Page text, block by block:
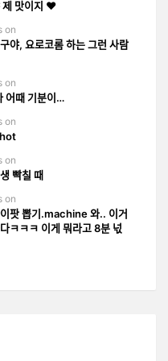
제 맛이지 ❤️
on
요로코롬 하는 그런 사람
on
어때 기분이…
on
on
빡칠 때
on
뽑기.machine 와.. 이거
ㅋㅋㅋ 이게 뭐라고 8분 넋